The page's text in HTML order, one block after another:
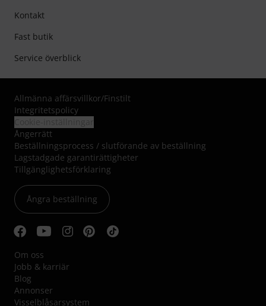
Kontakt
Fast butik
Service överblick
Allmänna affärsvillkor/Finstilt
Integritetspolicy
Ångerrätt
Beställningsprocess / slutförande av beställning
Lagstadgade garantirättigheter
Tillgänglighetsförklaring
Ångra beställning
Om oss
Jobb & karriär
Blog
Annonser
Visselblåsarsystem